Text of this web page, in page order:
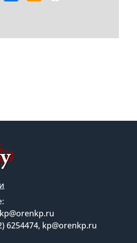
6254474, kp@orenkp.ru